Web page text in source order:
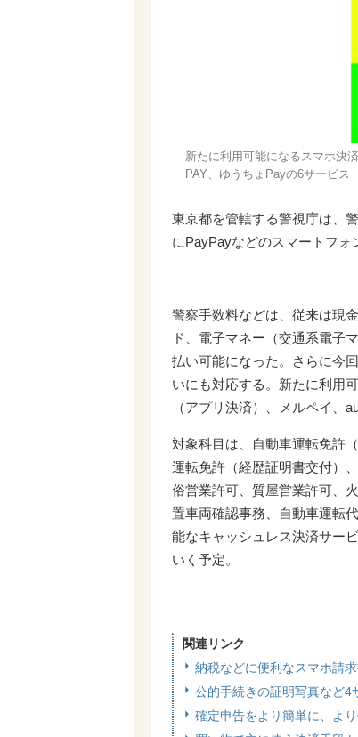
新たに利用可能になるスマホ決
PAY、ゆうちょPayの6サービス
東京都を管轄する警視庁は、
にPayPayなどのスマートフォ
警察手数料などは、従来は現
ド、電子マネー（交通系電子
払い可能になった。さらに今
いにも対応する。新たに利用
（アプリ決済）、メルペイ、
対象科目は、自動車運転免許
運転免許（経歴証明書交付）
俗営業許可、質屋営業許可、
置車両確認事務、自動車運転
能なキャッシュレス決済サー
いく予定。
関連リンク
納税などに便利なスマホ請
公的手続きの証明写真など4
確定申告をより簡単に、よ